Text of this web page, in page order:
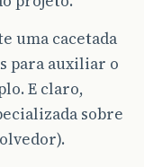
uma cacetada
para auxiliar o
E claro,
sobre